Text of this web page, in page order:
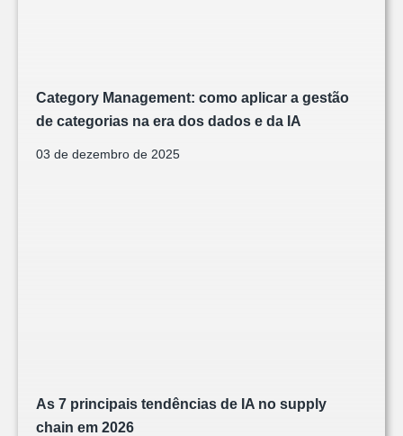
Category Management: como aplicar a gestão
de categorias na era dos dados e da IA
03 de dezembro de 2025
As 7 principais tendências de IA no supply
chain em 2026